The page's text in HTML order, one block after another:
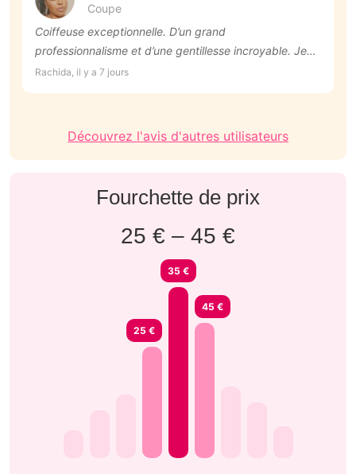
Coupe
Coiffeuse exceptionnelle. D’un grand
professionnalisme et d’une gentillesse incroyable. Je
recommande les yeux fermés!
Rachida, il y a 7 jours
Découvrez l'avis d'autres utilisateurs
Fourchette de prix
25 € – 45 €
25 €
35 €
45 €